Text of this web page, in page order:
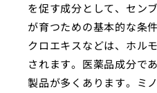
を促す成分として、セン
が育つための基本的な条
クロエキスなどは、ホル
されます。医薬品成分で
製品が多くあります。ミ